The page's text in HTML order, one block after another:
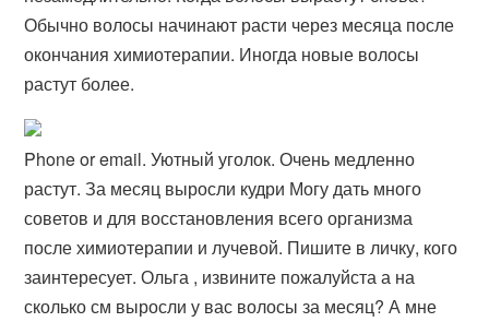
Обычно волосы начинают расти через месяца после
окончания химиотерапии. Иногда новые волосы
растут более​.
Phone or email. Уютный уголок. Очень медленно
растут. За месяц выросли кудри Могу дать много
советов и для восстановления всего организма
после химиотерапии и лучевой. Пишите в личку, кого
заинтересует. Ольга , извините пожалуйста а на
сколько см выросли у вас волосы за месяц? А мне